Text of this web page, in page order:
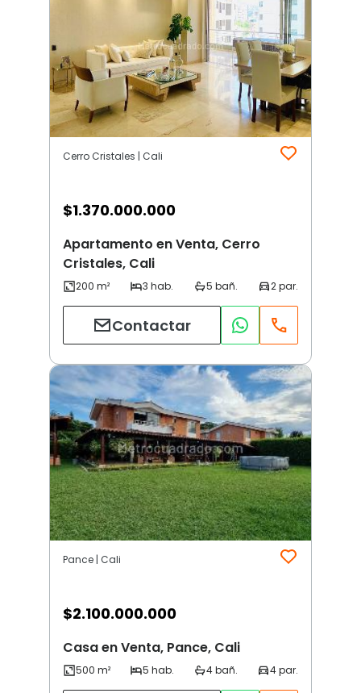
Cerro Cristales | Cali
$1.370.000.000
Apartamento en Venta, Cerro
Cristales, Cali
Contactar
Pance | Cali
$2.100.000.000
Casa en Venta, Pance, Cali